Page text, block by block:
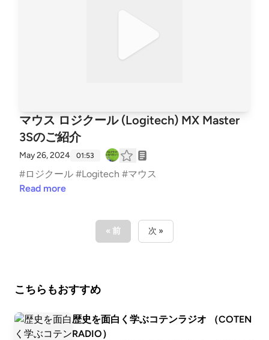
マウス ロジクール (Logitech) MX Master
3Sのご紹介
May 26, 2024 01:53
#ロジクール #Logitech #マウス
Read more
« 前 次 »
こちらもおすすめ
歴史を面白く学ぶコテンラジオ （COTEN
RADIO）